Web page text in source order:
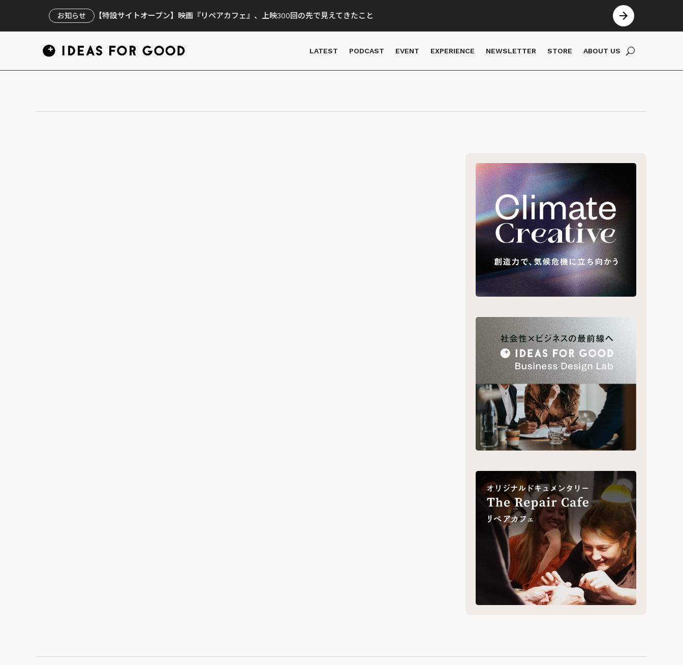
お知らせ 【特設サイトオープン】映画『リペアカフェ』、上映300回の先で見えてきたこと
LATEST PODCAST EVENT EXPERIENCE NEWSLETTER STORE ABOUT US